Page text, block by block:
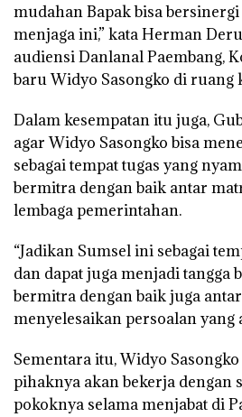
mudahan Bapak bisa
menjaga ini,” kata Herman
audiensi Danlanal Paembang,
baru Widyo Sasongko di ruang
Dalam kesempatan itu juga,
agar Widyo Sasongko bisa
sebagai tempat tugas yang
bermitra dengan baik antar
lembaga pemerintahan.
“Jadikan Sumsel ini sebagai
dan dapat juga menjadi tangga
bermitra dengan baik juga
menyelesaikan persoalan yang
Sementara itu, Widyo
pihaknya akan bekerja dengan
pokoknya selama menjabat di